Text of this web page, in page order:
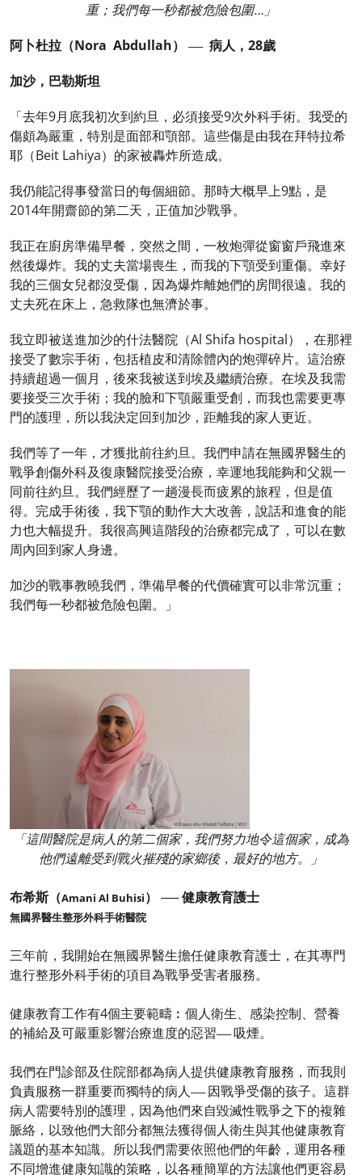
重；我們每一秒都被危險包圍…」
阿卜杜拉（Nora Abdullah）
──病人，28歲
加沙，巴勒斯坦
「去年9月底我初次到約旦，必須接受9次外科手術。我受的
傷頗為嚴重，特別是面部和顎部。這些傷是由我在拜特拉希
耶（Beit Lahiya）的家被轟炸所造成。
我仍能記得事發當日的每個細節。那時大概早上9點，是
2014年開齋節的第二天，正值加沙戰爭。
我正在廚房準備早餐，突然之間，一枚炮彈從窗窗戶飛進來
然後爆炸。我的丈夫當場喪生，而我的下顎受到重傷。幸好
我的三個女兒都沒受傷，因為爆炸離她們的房間很遠。我的
丈夫死在床上，急救隊也無濟於事。
我立即被送進加沙的什法醫院（Al Shifa hospital），在那裡
接受了數宗手術，包括植皮和清除體內的炮彈碎片。這治療
持續超過一個月，後來我被送到埃及繼續治療。在埃及我需
要接受三次手術；我的臉和下顎嚴重受創，而我也需要更專
門的護理，所以我決定回到加沙，距離我的家人更近。
我們等了一年，才獲批前往約旦。我們申請在無國界醫生的
戰爭創傷外科及復康醫院接受治療，幸運地我能夠和父親一
同前往約旦。我們經歷了一趟漫長而疲累的旅程，但是值
得。完成手術後，我下顎的動作大大改善，說話和進食的能
力也大幅提升。我很高興這階段的治療都完成了，可以在數
周內回到家人身邊。
加沙的戰事教曉我們，準備早餐的代價確實可以非常沉重；
我們每一秒都被危險包圍。」
「這間醫院是病人的第二個家，我們努力地令這個家，成為
他們遠離受到戰火摧殘的家鄉後，最好的地方。」
布希斯（Amani Al Buhisi） ── 健康教育護士
無國界醫生整形外科手術醫院
三年前，我開始在無國界醫生擔任健康教育護士，在其專門
進行整形外科手術的項目為戰爭受害者服務。
健康教育工作有4個主要範疇︰個人衛生、感染控制、營養
的補給及可嚴重影響治療進度的惡習──吸煙。
我們在門診部及住院部都為病人提供健康教育服務，而我則
負責服務一群重要而獨特的病人──因戰爭受傷的孩子。這群
病人需要特別的護理，因為他們來自毀滅性戰爭之下的複雜
脈絡，以致他們大部分都無法獲得個人衛生與其他健康教育
議題的基本知識。所以我們需要依照他們的年齡，運用各種
不同增進健康知識的策略，以各種簡單的方法讓他們更容易